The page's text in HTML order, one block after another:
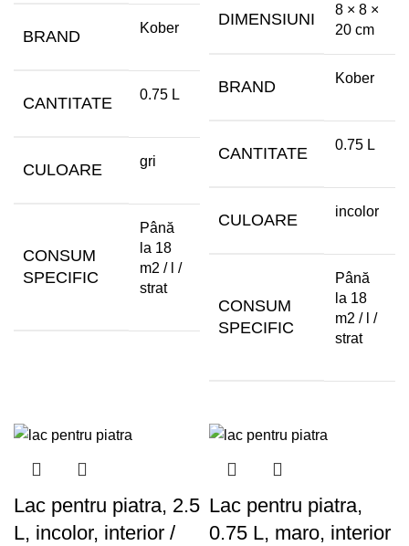
BRAND Kober
CANTITATE 0.75 L
CULOARE gri
CONSUM
SPECIFIC
Până
la 18
m2 / l /
strat
DIMENSIUNI
8 × 8 ×
20 cm
BRAND Kober
CANTITATE 0.75 L
CULOARE incolor
CONSUM
SPECIFIC
Până
la 18
m2 / l /
strat
Lac pentru piatra, 2.5
L, incolor, interior /
Lac pentru piatra,
0.75 L, maro, interior